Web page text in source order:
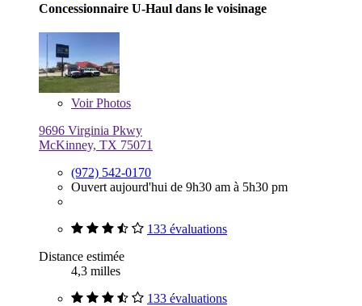
Concessionnaire U-Haul dans le voisinage
VoirPhotos
9696 Virginia Pkwy
McKinney, TX 75071
(972) 542-0170
Ouvert aujourd'hui de 9h30 am à 5h30 pm
133 évaluations
Distance estimée
4,3 milles
133 évaluations